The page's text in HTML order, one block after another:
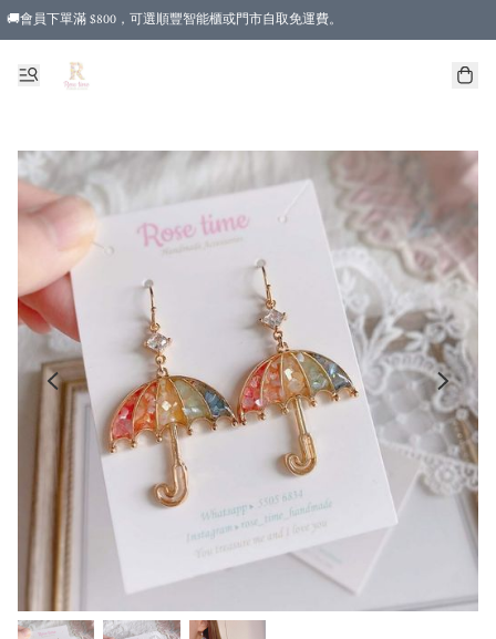
🚚會員下單滿 $800，可選順豐智能櫃或門市自取免運費。